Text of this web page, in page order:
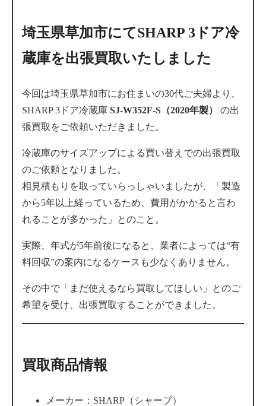
埼玉県草加市にてSHARP 3ドア冷
蔵庫を出張買取いたしました
今回は埼玉県草加市にお住まいの30代ご夫婦より、
SHARP 3ドア冷蔵庫 SJ-W352F-S（2020年製）
の出
張買取をご依頼いただきました。
冷蔵庫のサイズアップによる買い替えでの出張買取
のご依頼となりました。
相見積もりを取っていらっしゃいましたが、「製造
から5年以上経っているため、費用がかかると言わ
れることが多かった」とのこと。
実際、年式が5年前後になると、業者によっては“有
料回収”の案内になるケースも少なくありません。
その中で「まだ使えるなら買取してほしい」とのご
希望を受け、出張買取することができました。
買取商品情報
メーカー：SHARP（シャープ）